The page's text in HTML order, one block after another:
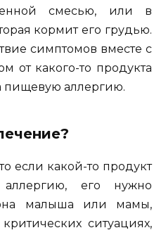
смесью, или в
кормит его грудью.
симптомов вместе с
от какого-то продукта
пищевую аллергию.
если какой-то продукт
его нужно
малыша или мамы,
ситуациях,